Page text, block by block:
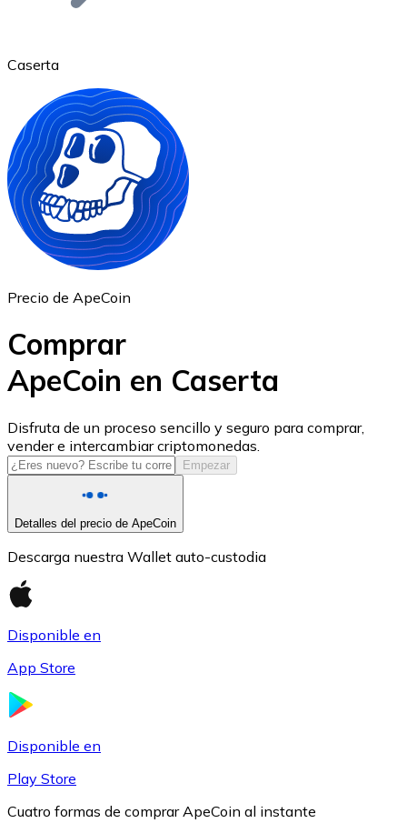
Ethereum
ETH
USD Coin
USDC
Caserta
Precio de ApeCoin
Comprar
ApeCoin en Caserta
Disfruta de un proceso sencillo y seguro para comprar,
vender e intercambiar criptomonedas.
Empezar
Detalles del precio de ApeCoin
Descarga nuestra Wallet auto-custodia
Disponible en
App Store
Disponible en
Play Store
Cuatro formas de comprar ApeCoin al instante